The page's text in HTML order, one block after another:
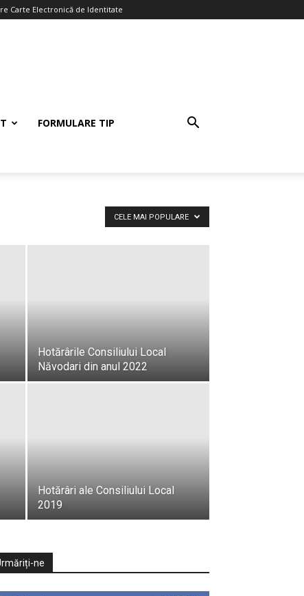
Carte Electronică de Identitate
FORMULARE TIP
CELE MAI POPULARE
Hotărârile Consiliului Local
Năvodari din anul 2022
Hotărâri ale Consiliului Local
2019
ne